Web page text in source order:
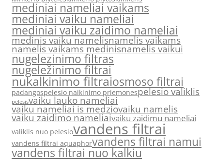
mediniai nameliai vaikams
mediniai vaiku nameliai
mediniai vaiku zaidimo nameliai
medinis vaiku namelisnamelis vaikams
namelis vaikams medinisnamelis vaikui
nugelezinimo filtras
nugeležinimo filtrai
nukalkinimo filtraiosmoso filtrai
padangospelesio naikinimo priemonespelesio valiklis
pelesisvaiku lauko nameliai
vaiku nameliai is medziovaiku namelis
vaiku zaidimo nameliaivaiku zaidimu nameliai
valiklis nuo pelesiovandens filtrai
vandens filtrai aquaphorvandens filtrai namui
vandens filtrai nuo kalkiu